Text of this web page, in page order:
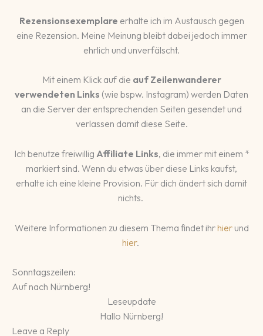
Rezensionsexemplare erhalte ich im Austausch gegen
eine Rezension. Meine Meinung bleibt dabei jedoch immer
ehrlich und unverfälscht.
Mit einem Klick auf die auf Zeilenwanderer
verwendeten Links (wie bspw. Instagram) werden Daten
an die Server der entsprechenden Seiten gesendet und
verlassen damit diese Seite.
Ich benutze freiwillig Affiliate Links, die immer mit einem *
markiert sind. Wenn du etwas über diese Links kaufst,
erhalte ich eine kleine Provision. Für dich ändert sich damit
nichts.
Weitere Informationen zu diesem Thema findet ihrhierund
hier.
Sonntagszeilen:
Auf nach Nürnberg!
Leseupdate
Hallo Nürnberg!
Leave a Reply